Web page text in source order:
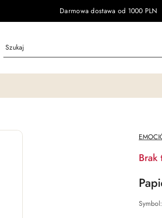
Darmowa dostawa od 1000 PLN
NAZWA
Brak
Symbol: